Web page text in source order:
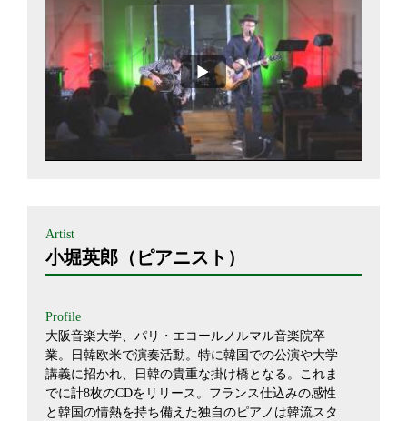
Artist
小堀英郎（ピアニスト）
Profile
大阪音楽大学、パリ・エコールノルマル音楽院卒
業。日韓欧米で演奏活動。特に韓国での公演や大学
講義に招かれ、日韓の貴重な掛け橋となる。これま
でに計8枚のCDをリリース。フランス仕込みの感性
と韓国の情熱を持ち備えた独自のピアノは韓流スタ